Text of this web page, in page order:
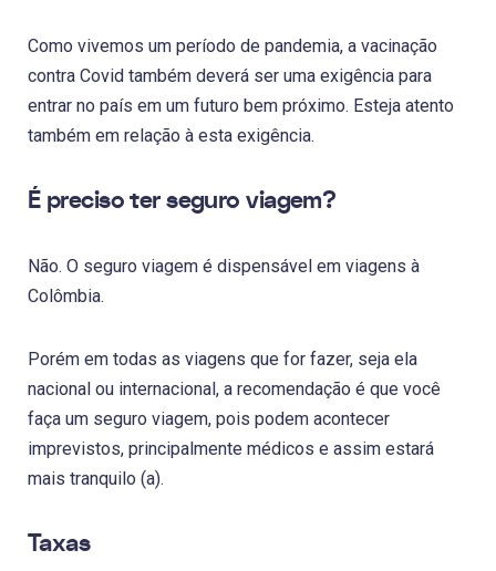
Como vivemos um período de pandemia, a vacinação
contra Covid também deverá ser uma exigência para
entrar no país em um futuro bem próximo. Esteja atento
também em relação à esta exigência.
É preciso ter seguro viagem?
Não. O seguro viagem é dispensável em viagens à
Colômbia.
Porém em todas as viagens que for fazer, seja ela
nacional ou internacional, a recomendação é que você
faça um seguro viagem, pois podem acontecer
imprevistos, principalmente médicos e assim estará
mais tranquilo (a).
Taxas